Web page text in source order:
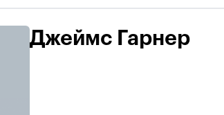
Джеймс Гарнер